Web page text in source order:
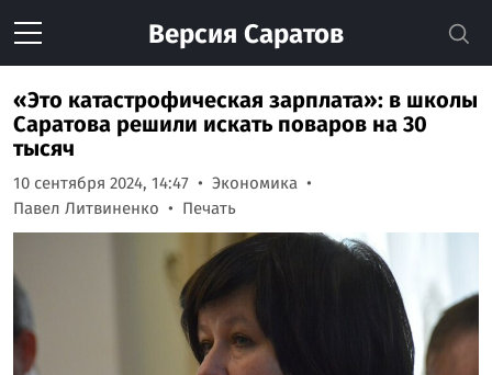
Версия Саратов
«Это катастрофическая зарплата»: в школы
Саратова решили искать поваров на 30
тысяч
10 сентября 2024, 14:47
Экономика
Павел Литвиненко
Печать